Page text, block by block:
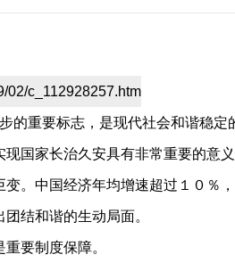
02/c_112928257.htm
重要标志，是现代社会和谐稳定
国家长治久安具有非常重要的意义
中国经济年均增速超过１０％，
结和谐的生动局面。
要制度保障。